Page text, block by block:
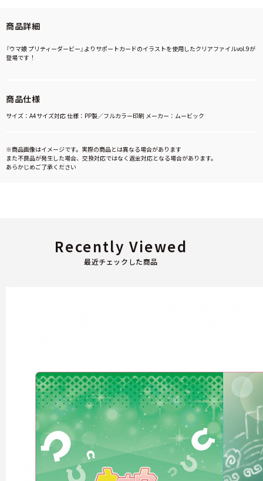
商品詳細
『ウマ娘 プリティーダービー』よりサポートカードのイラストを使用したクリアファイルvol.9が
登場です！
商品仕様
サイズ：A4サイズ対応 仕様：PP製／フルカラー印刷 メーカー：ムービック
※商品画像はイメージです。実際の商品とは異なる場合があります
また不良品が発生した場合、交換対応ではなく返金対応となる場合があります。
あらかじめご了承ください
最近チェックした商品
Recently Viewed